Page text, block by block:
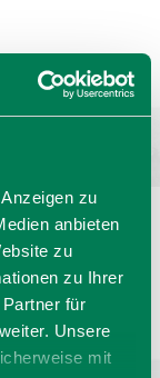
zu
anbieten
zu
zu Ihrer
für
Unsere
mit
IT
Prospekte
GASTGEBERSUCHE